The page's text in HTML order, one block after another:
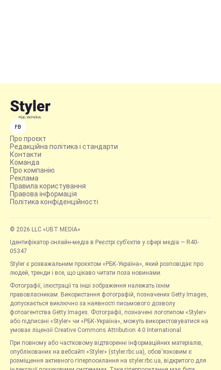
FB
Про проєкт
Редакційна політика і стандарти
Контакти
Команда
Про компанію
Реклама
Правила користування
Правова інформація
Політика конфіденційності
© 2026 LLC «UBT MEDIA»
Ідентифікатор онлайн-медіа в Реєстрі суб’єктів у сфері медіа — R40-
05347
Styler є розважальним проєктом «РБК-Україна», який розповідає про
людей, тренди і все, що цікаво читати поза новинами.
Фотографії, ілюстрації та інші зображення належать їхнім
правовласникам. Використання фотографій, позначених Getty Images,
допускається виключно за наявності письмового дозволу
фотоагентства Getty Images. Фотографії, позначені логотипом «Styler»
або підписані «Styler» чи «РБК-Україна», можуть використовуватися на
умовах ліцензії Creative Commons Attribution 4.0 International.
При повному або частковому відтворенні інформаційних матеріалів,
опублікованих на вебсайті «Styler» (styler.rbc.ua), обов'язковим є
розміщення активного гіперпосилання на styler.rbc.ua, відкритого для